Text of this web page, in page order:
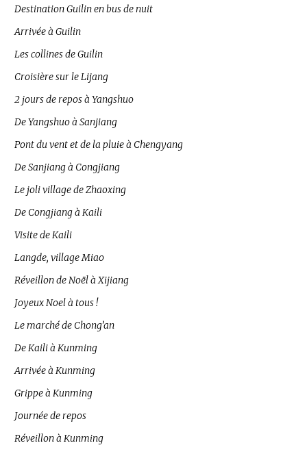
Destination Guilin en bus de nuit
Arrivée à Guilin
Les collines de Guilin
Croisière sur le Lijang
2 jours de repos à Yangshuo
De Yangshuo à Sanjiang
Pont du vent et de la pluie à Chengyang
De Sanjiang à Congjiang
Le joli village de Zhaoxing
De Congjiang à Kaili
Visite de Kaili
Langde, village Miao
Réveillon de Noël à Xijiang
Joyeux Noel à tous !
Le marché de Chong’an
De Kaili à Kunming
Arrivée à Kunming
Grippe à Kunming
Journée de repos
Réveillon à Kunming